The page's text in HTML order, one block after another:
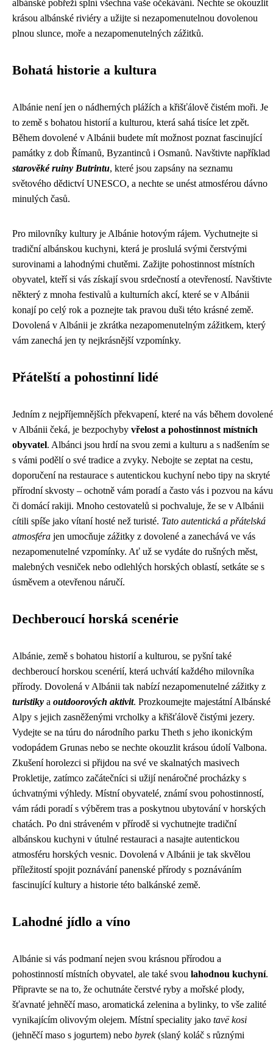
albánské pobřeží splní všechna vaše očekávání. Nechte se okouzlit
krásou albánské riviéry a užijte si nezapomenutelnou dovolenou
plnou slunce, moře a nezapomenutelných zážitků.
Bohatá historie a kultura
Albánie není jen o nádherných plážích a křišťálově čistém moři. Je
to země s bohatou historií a kulturou, která sahá tisíce let zpět.
Během dovolené v Albánii budete mít možnost poznat fascinující
památky z dob Římanů, Byzantinců i Osmanů. Navštivte například
starověké ruiny Butrintu, které jsou zapsány na seznamu
světového dědictví UNESCO, a nechte se unést atmosférou dávno
minulých časů.
Pro milovníky kultury je Albánie hotovým rájem. Vychutnejte si
tradiční albánskou kuchyni, která je proslulá svými čerstvými
surovinami a lahodnými chutěmi. Zažijte pohostinnost místních
obyvatel, kteří si vás získají svou srdečností a otevřeností. Navštivte
některý z mnoha festivalů a kulturních akcí, které se v Albánii
konají po celý rok a poznejte tak pravou duši této krásné země.
Dovolená v Albánii je zkrátka nezapomenutelným zážitkem, který
vám zanechá jen ty nejkrásnější vzpomínky.
Přátelští a pohostinní lidé
Jedním z nejpříjemnějších překvapení, které na vás během dovolené
v Albánii čeká, je bezpochyby vřelost a pohostinnost místních
obyvatel. Albánci jsou hrdí na svou zemi a kulturu a s nadšením se
s vámi podělí o své tradice a zvyky. Nebojte se zeptat na cestu,
doporučení na restaurace s autentickou kuchyní nebo tipy na skryté
přírodní skvosty – ochotně vám poradí a často vás i pozvou na kávu
či domácí rakiji. Mnoho cestovatelů si pochvaluje, že se v Albánii
cítili spíše jako vítaní hosté než turisté. Tato autentická a přátelská
atmosféra jen umocňuje zážitky z dovolené a zanechává ve vás
nezapomenutelné vzpomínky. Ať už se vydáte do rušných měst,
malebných vesniček nebo odlehlých horských oblastí, setkáte se s
úsměvem a otevřenou náručí.
Dechberoucí horská scenérie
Albánie, země s bohatou historií a kulturou, se pyšní také
dechberoucí horskou scenérií, která uchvátí každého milovníka
přírody. Dovolená v Albánii tak nabízí nezapomenutelné zážitky z
turistiky a outdoorových aktivit. Prozkoumejte majestátní Albánské
Alpy s jejich zasněženými vrcholky a křišťálově čistými jezery.
Vydejte se na túru do národního parku Theth s jeho ikonickým
vodopádem Grunas nebo se nechte okouzlit krásou údolí Valbona.
Zkušení horolezci si přijdou na své ve skalnatých masivech
Prokletije, zatímco začátečníci si užijí nenáročné procházky s
úchvatnými výhledy. Místní obyvatelé, známí svou pohostinností,
vám rádi poradí s výběrem tras a poskytnou ubytování v horských
chatách. Po dni stráveném v přírodě si vychutnejte tradiční
albánskou kuchyni v útulné restauraci a nasajte autentickou
atmosféru horských vesnic. Dovolená v Albánii je tak skvělou
příležitostí spojit poznávání panenské přírody s poznáváním
fascinující kultury a historie této balkánské země.
Lahodné jídlo a víno
Albánie si vás podmaní nejen svou krásnou přírodou a
pohostinností místních obyvatel, ale také svou lahodnou kuchyní.
Připravte se na to, že ochutnáte čerstvé ryby a mořské plody,
šťavnaté jehněčí maso, aromatická zelenina a bylinky, to vše zalité
vynikajícím olivovým olejem. Místní speciality jako tavë kosi
(jehněčí maso s jogurtem) nebo byrek(slaný koláč s různými